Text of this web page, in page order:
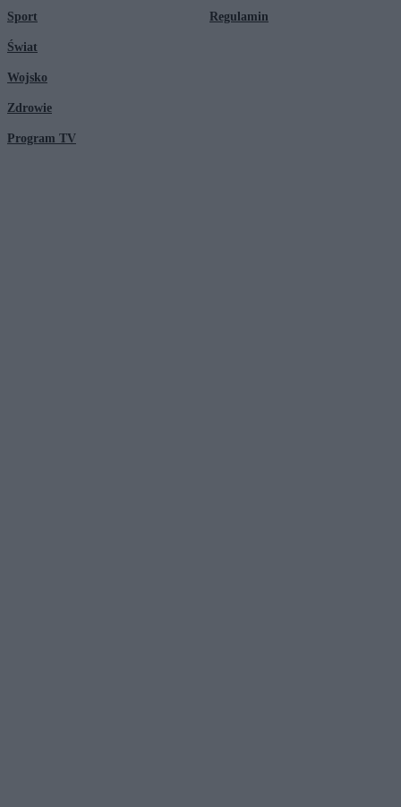
Sport
Świat
Wojsko
Zdrowie
Program TV
Regulamin